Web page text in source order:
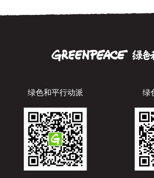
绿色和平行动派 绿